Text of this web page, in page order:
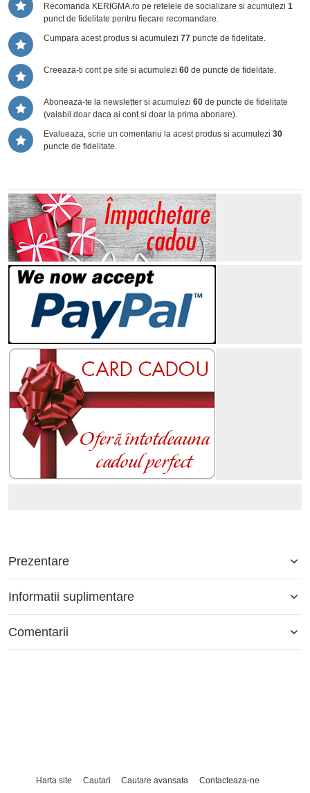
Recomanda KERIGMA.ro pe retelele de socializare si acumulezi 1
punct de fidelitate pentru fiecare recomandare.
Cumpara acest produs si acumulezi 77 puncte de fidelitate.
Creeaza-ti cont pe site si acumulezi 60 de puncte de fidelitate.
Aboneaza-te la newsletter si acumulezi 60 de puncte de fidelitate
(valabil doar daca ai cont si doar la prima abonare).
Evalueaza, scrie un comentariu la acest produs si acumulezi 30
puncte de fidelitate.
Prezentare
Informatii suplimentare
Comentarii
Harta site Cautari Cautare avansata Contacteaza-ne